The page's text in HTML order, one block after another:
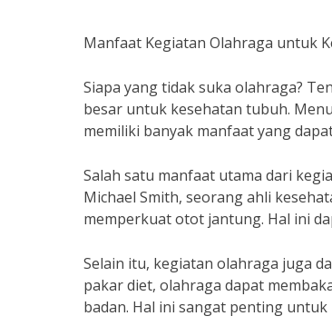
Manfaat Kegiatan Olahraga untuk
Siapa yang tidak suka olahraga?
besar untuk kesehatan tubuh.
memiliki banyak manfaat yang
Salah satu manfaat utama dari
Michael Smith, seorang ahli
memperkuat otot jantung. Hal ini
Selain itu, kegiatan olahraga juga
pakar diet, olahraga dapat
badan. Hal ini sangat penting